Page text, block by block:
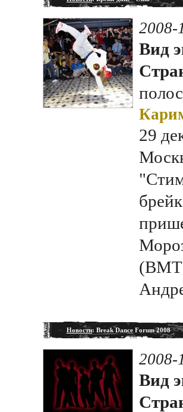
2008-
Вид
29
Новости: Break Dance Forum 2008
2008-
Вид